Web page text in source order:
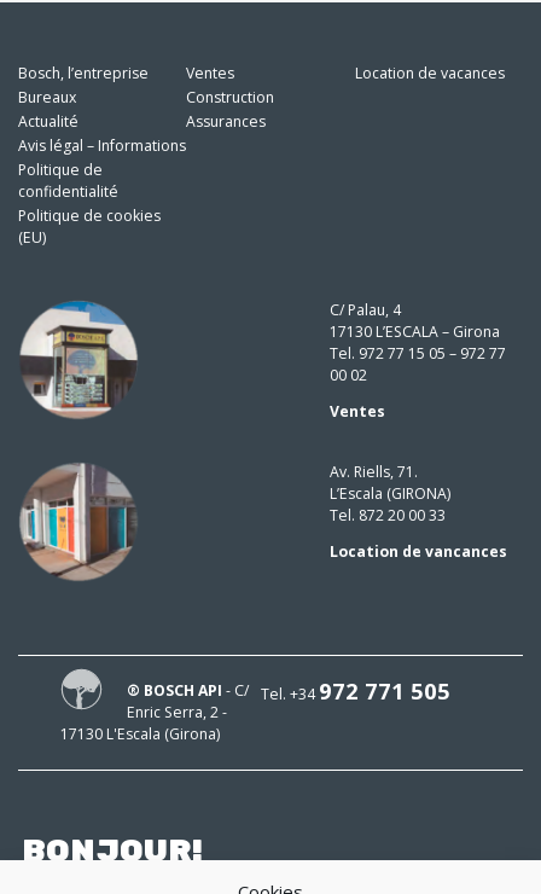
Bosch, l’entreprise
Bureaux
Actualité
Avis légal – Informations
Politique de
confidentialité
Politique de cookies
(EU)
Ventes
Construction
Assurances
Location de vacances
C/ Palau, 4
17130 L’ESCALA – Girona
Tel. 972 77 15 05 – 972 77
00 02
Ventes
Av. Riells, 71.
L’Escala (GIRONA)
Tel. 872 20 00 33
Location de vancances
Tel. +34972 771 505
® BOSCH API - C/
Enric Serra, 2 -
17130 L'Escala (Girona)
BONJOUR!